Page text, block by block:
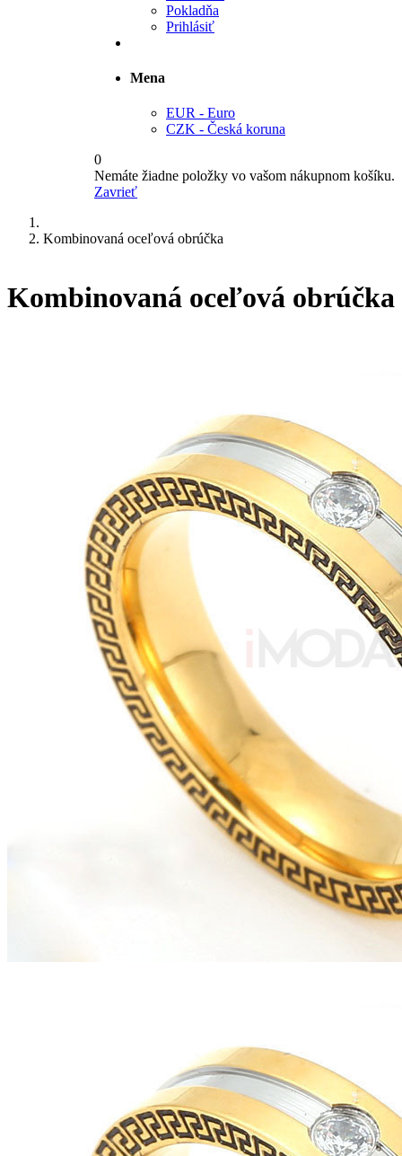
Pokladňa
Prihlásiť
Mena
EUR - Euro
CZK - Česká koruna
0
Nemáte žiadne položky vo vašom nákupnom košíku.
Zavrieť
Kombinovaná oceľová obrúčka
Kombinovaná oceľová obrúčka